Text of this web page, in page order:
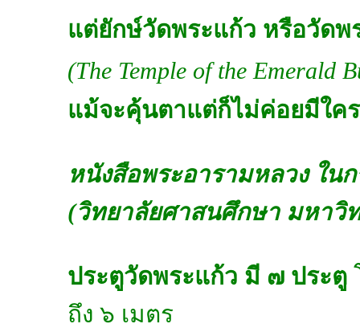
แต่ยักษ์วัดพระแก้ว หรือวัดพ
(The Temple of the Emerald
แม้จะคุ้นตาแต่ก็ไม่ค่อยมีใค
หนังสือพระอารามหลวง ใน
(วิทยาลัยศาสนศึกษา มหาวิ
ประตูวัดพระแก้ว มี ๗ ประตู
ถึง ๖ เมตร